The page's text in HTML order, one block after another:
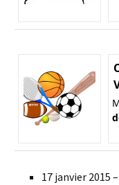
17 janvier 2015 –